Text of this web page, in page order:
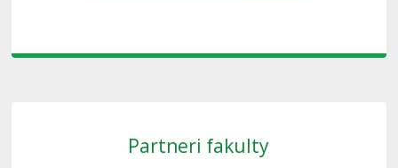
Partneri fakulty